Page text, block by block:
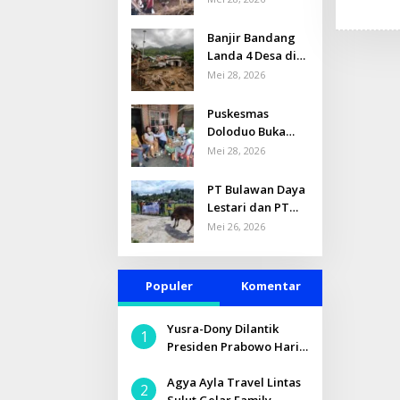
Balita
Terdampak
Banjir Bandang
Bolmong
Banjir Bandang
Landa 4 Desa di
Kec. Bolaang,
Rumah
Terdampak, 601
Jiwa Mengungsi
Mei 28, 2026
Puskesmas
Doloduo Buka
Posko Kesehatan
Banjir Bandang
di Desa
Solimandungan 2
Mei 28, 2026
PT Bulawan Daya
Lestari dan PT
LABUHA
Kurban untuk
Masjid Nurul
Mei 26, 2026
Populer Komentar
1
Yusra-Dony Dilantik
Presiden Prabowo Hari
2
Agya Ayla Travel Lintas